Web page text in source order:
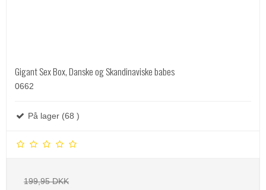
Gigant Sex Box, Danske og Skandinaviske babes
0662
På lager (68 )
199,95 DKK